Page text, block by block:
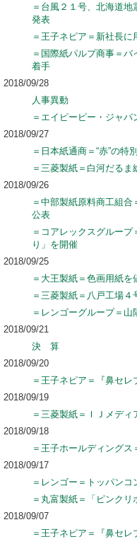
＝台風２１号、北海道
発表
＝王子ネピア＝新社長に
＝国際紙パルプ商事＝
着手
2018/09/28
人事異動
＝エイピーピー・ジャ
2018/09/27
＝日本紙通商＝“赤”の
＝三菱製紙＝白河だる
2018/09/26
＝中部製紙原料商工組
公表
＝コアレックスグルー
り」を開催
2018/09/25
＝大王製紙＝色画用紙を
＝三菱製紙＝八戸工場４
＝レンゴーグループ＝
2018/09/21
決 算
2018/09/20
＝王子ネピア＝『鼻セ
2018/09/19
＝三菱製紙＝ＩＪメディ
2018/09/18
＝王子ホールディング
2018/09/17
＝レンゴー＝トッパン
＝丸富製紙＝「ピンク
2018/09/07
＝王子ネピア＝『鼻セレ